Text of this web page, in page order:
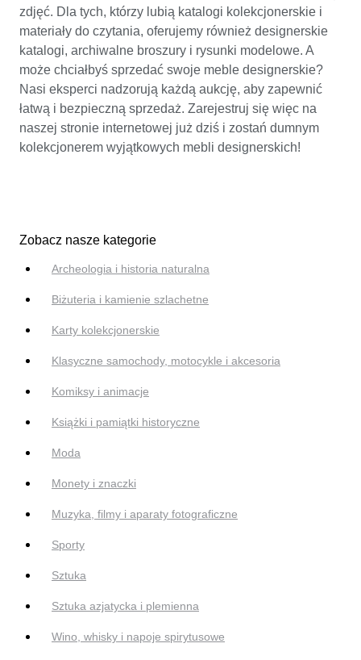
zdjęć. Dla tych, którzy lubią katalogi kolekcjonerskie i
materiały do czytania, oferujemy również designerskie
katalogi, archiwalne broszury i rysunki modelowe. A
może chciałbyś sprzedać swoje meble designerskie?
Nasi eksperci nadzorują każdą aukcję, aby zapewnić
łatwą i bezpieczną sprzedaż. Zarejestruj się więc na
naszej stronie internetowej już dziś i zostań dumnym
kolekcjonerem wyjątkowych mebli designerskich!
Zobacz nasze kategorie
Archeologia i historia naturalna
Biżuteria i kamienie szlachetne
Karty kolekcjonerskie
Klasyczne samochody, motocykle i akcesoria
Komiksy i animacje
Książki i pamiątki historyczne
Moda
Monety i znaczki
Muzyka, filmy i aparaty fotograficzne
Sporty
Sztuka
Sztuka azjatycka i plemienna
Wino, whisky i napoje spirytusowe